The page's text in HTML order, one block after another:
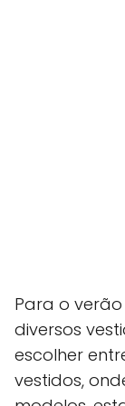
Para o
diversos
escolher
vestidos,